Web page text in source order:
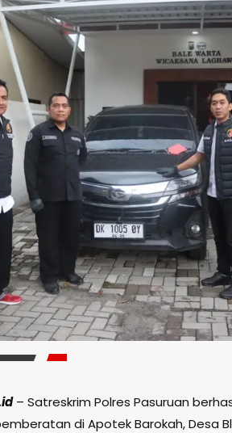
– Satreskrim Polres Pasuruan
di Apotek Barokah, Desa